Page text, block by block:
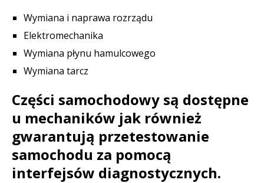
Wymiana i naprawa rozrządu
Elektromechanika
Wymiana płynu hamulcowego
Wymiana tarcz
Części samochodowy są dostępne
u mechaników jak również
gwarantują przetestowanie
samochodu za pomocą
interfejsów diagnostycznych.